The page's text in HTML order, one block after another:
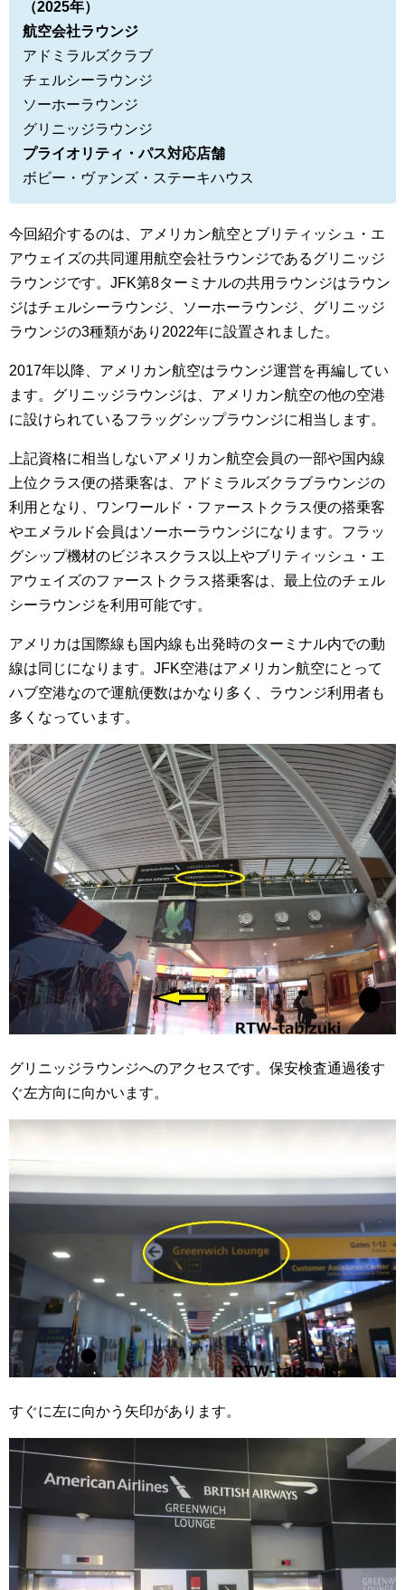
（2025年）
航空会社ラウンジ
アドミラルズクラブ
チェルシーラウンジ
ソーホーラウンジ
グリニッジラウンジ
プライオリティ・パス対応店舗
ボビー・ヴァンズ・ステーキハウス
今回紹介するのは、アメリカン航空とブリティッシュ・エ
アウェイズの共同運用航空会社ラウンジであるグリニッジ
ラウンジです。JFK第8ターミナルの共用ラウンジはラウン
ジはチェルシーラウンジ、ソーホーラウンジ、グリニッジ
ラウンジの3種類があり2022年に設置されました。
2017年以降、アメリカン航空はラウンジ運営を再編してい
ます。グリニッジラウンジは、アメリカン航空の他の空港
に設けられているフラッグシップラウンジに相当します。
上記資格に相当しないアメリカン航空会員の一部や国内線
上位クラス便の搭乗客は、アドミラルズクラブラウンジの
利用となり、ワンワールド・ファーストクラス便の搭乗客
やエメラルド会員はソーホーラウンジになります。フラッ
グシップ機材のビジネスクラス以上やブリティッシュ・エ
アウェイズのファーストクラス搭乗客は、最上位のチェル
シーラウンジを利用可能です。
アメリカは国際線も国内線も出発時のターミナル内での動
線は同じになります。JFK空港はアメリカン航空にとって
ハブ空港なので運航便数はかなり多く、ラウンジ利用者も
多くなっています。
グリニッジラウンジへのアクセスです。保安検査通過後す
ぐ左方向に向かいます。
すぐに左に向かう矢印があります。